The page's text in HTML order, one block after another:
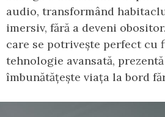
audio, transformând
imersiv, fără a deveni
care se potrivește perfect cu
tehnologie avansată,
îmbunătățește viața la bord